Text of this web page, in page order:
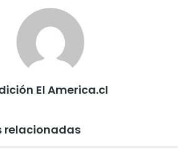
El America.cl
relacionadas